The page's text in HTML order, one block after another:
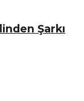
Şarkı